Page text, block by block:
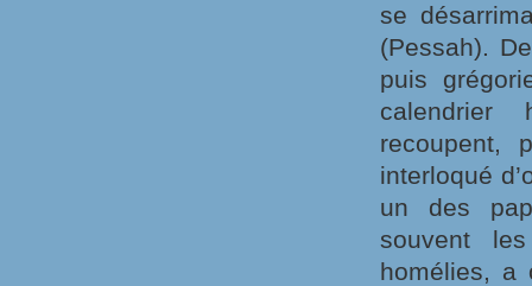
se
(Pessah).
puis
recoupent,
interloqué
un des
souvent
homélies, a